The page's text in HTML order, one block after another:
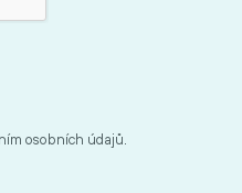
osobních údajů.